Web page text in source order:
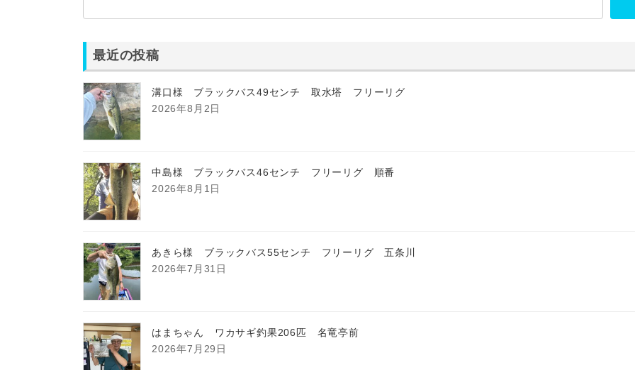
最近の投稿
溝口様 ブラックバス49センチ 取水塔 フリーリグ
2026年8月2日
中島様 ブラックバス46センチ フリーリグ 順番
2026年8月1日
あきら様 ブラックバス55センチ フリーリグ 五条川
2026年7月31日
はまちゃん ワカサギ釣果206匹 名竜亭前
2026年7月29日